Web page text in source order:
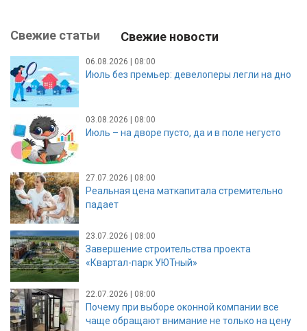
Свежие статьи Свежие новости
06.08.2026 | 08:00
Июль без премьер: девелоперы легли на дно
03.08.2026 | 08:00
Июль – на дворе пусто, да и в поле негусто
27.07.2026 | 08:00
Реальная цена маткапитала стремительно
падает
23.07.2026 | 08:00
Завершение строительства проекта
«Квартал-парк УЮТный»
22.07.2026 | 08:00
Почему при выборе оконной компании все
чаще обращают внимание не только на цену